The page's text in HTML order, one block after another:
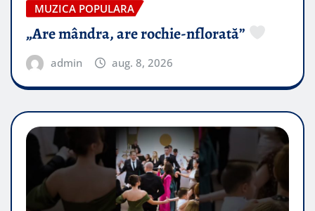
MUZICA POPULARA
„Are mândra, are rochie-nflorată”
admin aug. 8, 2026